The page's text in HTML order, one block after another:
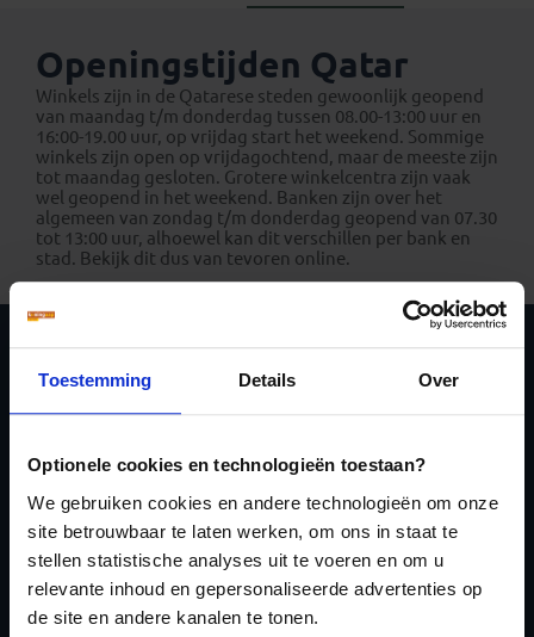
Toestemming Details Over
Optionele cookies en technologieën toestaan?
We gebruiken cookies en andere technologieën om onze
site betrouwbaar te laten werken, om ons in staat te
stellen statistische analyses uit te voeren en om u
relevante inhoud en gepersonaliseerde advertenties op
de site en andere kanalen te tonen.
Openingstijden Qatar
Winkels zijn in de Qatarese steden gewoonlijk geopend
van maandag t/m donderdag tussen 08.00-13:00 uur en
16:00-19.00 uur, op vrijdag start het weekend. Sommige
winkels zijn open op vrijdagochtend, maar de meeste zijn
tot maandag gesloten. Grotere winkelcentra zijn vaak
wel geopend in het weekend. Banken zijn over het
algemeen van zondag t/m donderdag geopend van 07.30
tot 13:00 uur, alhoewel kan dit verschillen per bank en
stad. Bekijk dit dus van tevoren online.
Schrijf je in voor de
nieuwsbrief
Inschrijven